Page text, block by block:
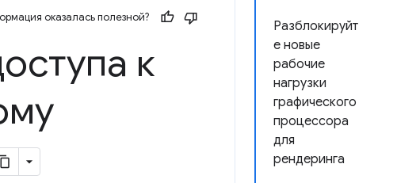
Разблокируйт
е новые
рабочие
нагрузки
графического
процессора
для
рендеринга
оказалась полезной?
к